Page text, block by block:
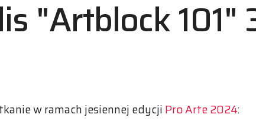
"Artblock 101"
w ramach jesiennej edycji Pro Arte 2024: